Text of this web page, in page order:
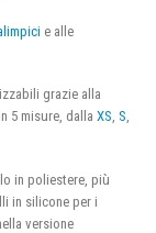
e alle
grazie alla
5 misure, dalla XS, S,
in poliestere, più
in silicone per i
versione